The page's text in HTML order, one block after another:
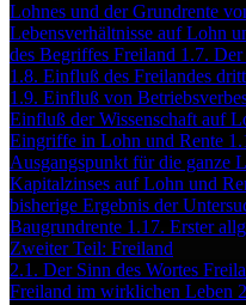
Lohnes und der Grundrente
Lebensverhältnisse auf Lohn
des Begriffes Freiland 1.7.
1.8. Einfluß des Freilandes
1.9. Einfluß von
Einfluß der Wissenschaft auf
Eingriffe in Lohn und Rente
Ausgangspunkt für die ganze
Kapitalzinses auf Lohn und
bisherige Ergebnis der
Baugrundrente 1.17. Erster
Zweiter Teil: Freiland
2.1. Der Sinn des Wortes
Freiland im wirklichen Leben